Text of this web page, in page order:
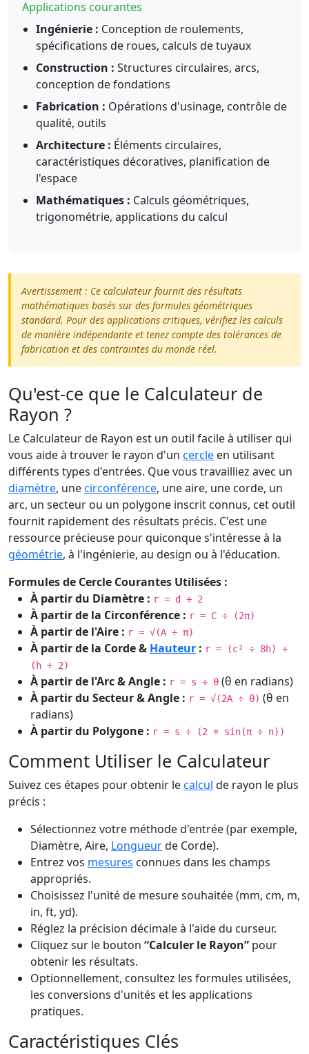
Applications courantes
Ingénierie : Conception de roulements,
spécifications de roues, calculs de tuyaux
Construction : Structures circulaires, arcs,
conception de fondations
Fabrication : Opérations d'usinage, contrôle de
qualité, outils
Architecture : Éléments circulaires,
caractéristiques décoratives, planification de
l'espace
Mathématiques : Calculs géométriques,
trigonométrie, applications du calcul
Avertissement : Ce calculateur fournit des résultats
mathématiques basés sur des formules géométriques
standard. Pour des applications critiques, vérifiez les calculs
de manière indépendante et tenez compte des tolérances de
fabrication et des contraintes du monde réel.
Qu'est-ce que le Calculateur de
Rayon ?
Le Calculateur de Rayon est un outil facile à utiliser qui
vous aide à trouver le rayon d'un cercle en utilisant
différents types d'entrées. Que vous travailliez avec un
diamètre, unecirconférence, une aire, une corde, un
arc, un secteur ou un polygone inscrit connus, cet outil
fournit rapidement des résultats précis. C'est une
ressource précieuse pour quiconque s'intéresse à la
géométrie, à l'ingénierie, au design ou à l'éducation.
Formules de Cercle Courantes Utilisées :
À partir du Diamètre : r = d ÷ 2
À partir de la Circonférence : r = C ÷ (2π)
À partir de l'Aire : r = √(A ÷ π)
À partir de la Corde & Hauteur : r = (c² ÷ 8h) +
(h ÷ 2)
À partir de l'Arc & Angle : r = s ÷ θ (θ en radians)
À partir du Secteur & Angle : r = √(2A ÷ θ) (θ en
radians)
À partir du Polygone : r = s ÷ (2 × sin(π ÷ n))
Comment Utiliser le Calculateur
Suivez ces étapes pour obtenir lecalcul de rayon le plus
précis :
Sélectionnez votre méthode d'entrée (par exemple,
Diamètre, Aire, Longueurde Corde).
Entrez vos mesures connues dans les champs
appropriés.
Choisissez l'unité de mesure souhaitée (mm, cm, m,
in, ft, yd).
Réglez la précision décimale à l'aide du curseur.
Cliquez sur le bouton “Calculer le Rayon” pour
obtenir les résultats.
Optionnellement, consultez les formules utilisées,
les conversions d'unités et les applications
pratiques.
Caractéristiques Clés